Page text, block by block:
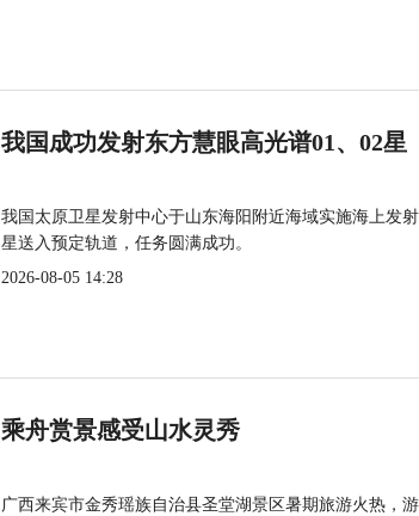
我国成功发射东方慧眼高光谱01、02星
我国太原卫星发射中心于山东海阳附近海域实施海上发
星送入预定轨道，任务圆满成功。
2026-08-05 14:28
乘舟赏景感受山水灵秀
广西来宾市金秀瑶族自治县圣堂湖景区暑期旅游火热，